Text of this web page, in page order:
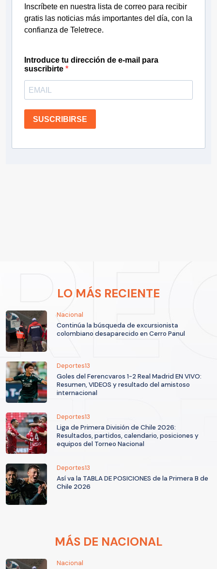
Inscríbete en nuestra lista de correo para recibir
gratis las noticias más importantes del día, con la
confianza de Teletrece.
Introduce tu dirección de e-mail para
suscribirte
SUSCRIBIRSE
LO MÁS RECIENTE
Nacional
Continúa la búsqueda de excursionista
colombiano desaparecido en Cerro Panul
Deportes13
Goles del Ferencvaros 1-2 Real Madrid EN VIVO:
Resumen, VIDEOS y resultado del amistoso
internacional
Deportes13
Liga de Primera División de Chile 2026:
Resultados, partidos, calendario, posiciones y
equipos del Torneo Nacional
Deportes13
Así va la TABLA DE POSICIONES de la Primera B de
Chile 2026
MÁS DE NACIONAL
Nacional